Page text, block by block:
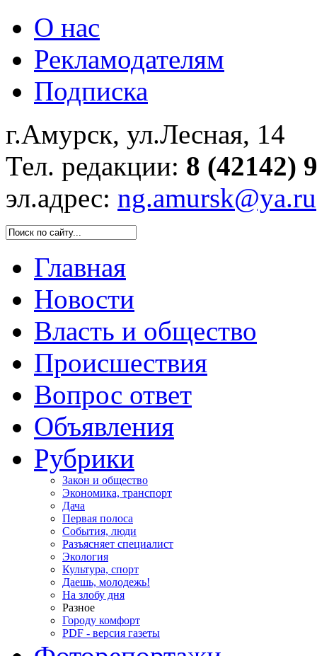
О нас
Рекламодателям
Подписка
г.Амурск, ул.Лесная, 14
Тел. редакции: 8 (42142)
эл.адрес: ng.amursk@ya.ru
Главная
Новости
Власть и общество
Происшествия
Вопрос ответ
Объявления
Рубрики
Закон и общество
Экономика, транспорт
Дача
Первая полоса
События, люди
Разъясняет специалист
Экология
Культура, спорт
Даешь, молодежь!
На злобу дня
Разное
Городу комфорт
PDF - версия газеты